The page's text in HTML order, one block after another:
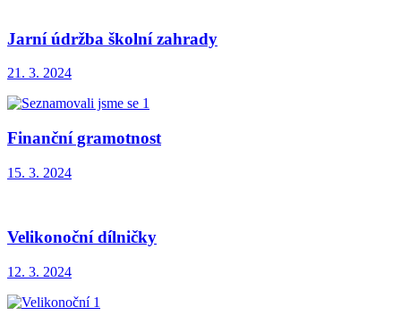
Jarní údržba školní zahrady
21. 3. 2024
Finanční gramotnost
15. 3. 2024
Velikonoční dílničky
12. 3. 2024